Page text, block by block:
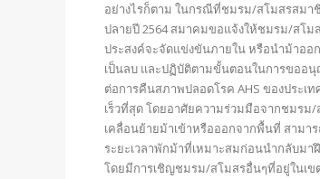
อย่างไรก็ตาม ในกรณีที่ชมรม/สโมสรสมา
ปลายปี 2564 สมาคมขอแจ้งให้ชมรม/สโม
ประสงค์จะจัดแข่งขันภายใน หรือนำม้าออ
เป็นลบ และปฏิบัติตามขั้นตอนในการขออนุ
ต่อการคืนสภาพปลอดโรค AHS ของประ
เร็วที่สุด โดยอาศัยความร่วมมือจากชมร
เคลื่อนย้ายม้าเข้าหรือออกจากพื้นที่ สามา
ระยะเวลาพักม้าที่เหมาะสมก่อนนำกลับม
โดยมีการเชิญชมรม/สโมสรอื่นๆที่อยู่ในเข